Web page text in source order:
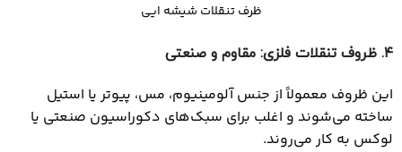
ظرف تنقلات شیشه ایی
۴. ظروف تنقلات فلزی: مقاوم و صنعتی
این ظروف معمولاً از جنس آلومینیوم، مس، پیوتر یا استیل
ساخته می‌شوند و اغلب برای سبک‌های دکوراسیون صنعتی یا
لوکس به کار می‌روند.